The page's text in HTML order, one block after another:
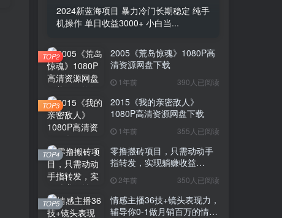
2024新蓝海项目 暴力冷门长期稳定 纯手
机操作 单日收益3000+ 小白当...
2005《荒岛惊魂》1080P高
清资源网盘下载
1年前 390人已阅读
TOP2
2015《我的亲密敌人》
1080P高清资源网盘下载
1年前 355人已阅读
TOP3
零撸搬砖项目，只需动动手
指转发，实现躺赚收益
2年前 350人已阅读
TOP4
情感主播36技+镜头表现力，
辅导你0-1做月销百万的情感
TOP5